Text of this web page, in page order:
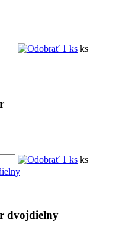
ks
ks
dvojdielny